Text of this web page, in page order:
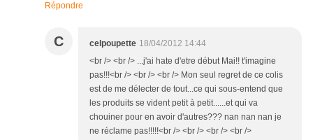
Répondre
C celpoupette 18/04/2012 14:44
<br /> <br /> ...j'ai hate d'etre début Mai!! t'imagine
pas!!!<br /> <br /> <br /> Mon seul regret de ce colis
est de me délecter de tout...ce qui sous-entend que
les produits se vident petit à petit......et qui va
chouiner pour en avoir d'autres??? nan nan nan je
ne réclame pas!!!!!<br /> <br /> <br /> <br />